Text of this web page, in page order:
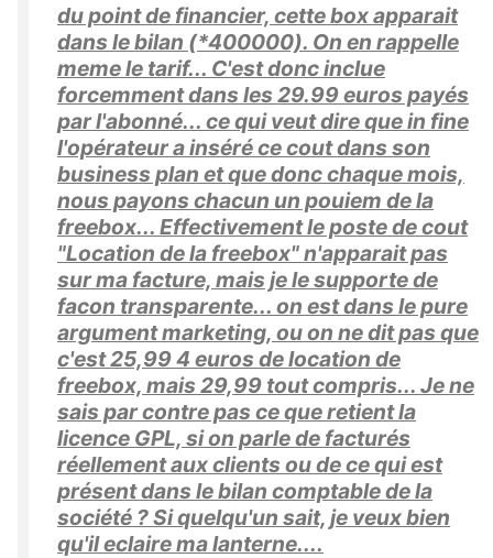
du point de financier, cette box apparait
dans le bilan (*400000). On en rappelle
meme le tarif... C'est donc inclue
forcemment dans les 29.99 euros payés
par l'abonné... ce qui veut dire que in fine
l'opérateur a inséré ce cout dans son
business plan et que donc chaque mois,
nous payons chacun un pouiem de la
freebox... Effectivement le poste de cout
"Location de la freebox" n'apparait pas
sur ma facture, mais je le supporte de
facon transparente... on est dans le pure
argument marketing, ou on ne dit pas que
c'est 25,99 4 euros de location de
freebox, mais 29,99 tout compris... Je ne
sais par contre pas ce que retient la
licence GPL, si on parle de facturés
réellement aux clients ou de ce qui est
présent dans le bilan comptable de la
société ? Si quelqu'un sait, je veux bien
qu'il eclaire ma lanterne....